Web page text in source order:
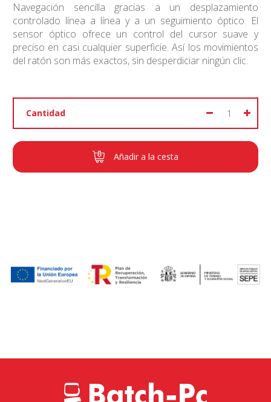
Navegación sencilla gracias a un desplazamiento
controlado línea a línea y a un seguimiento óptico. El
sensor óptico ofrece un control del cursor suave y
preciso en casi cualquier superficie. Así los movimientos
del ratón son más exactos, sin desperdiciar ningún clic.
Cantidad
Añadir a la cesta